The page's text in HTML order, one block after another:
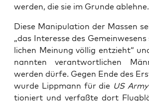
wer­den, die sie im Grun­de ablehne.
Die­se Mani­pu­la­ti­on der Mas­sen
„das Inter­es­se des
li­chen Mei­nung völ­lig ent­zieht“
nann­ten ver­ant­wort­li­chen
wer­den dür­fe. Gegen Ende des
wur­de Lipp­mann für die US Army
tio­niert und ver­faß­te dort